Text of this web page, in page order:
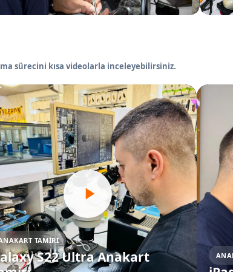
sürecini kısa videolarla inceleyebilirsiniz.
TAMIRI
S22 Ultra Anakart